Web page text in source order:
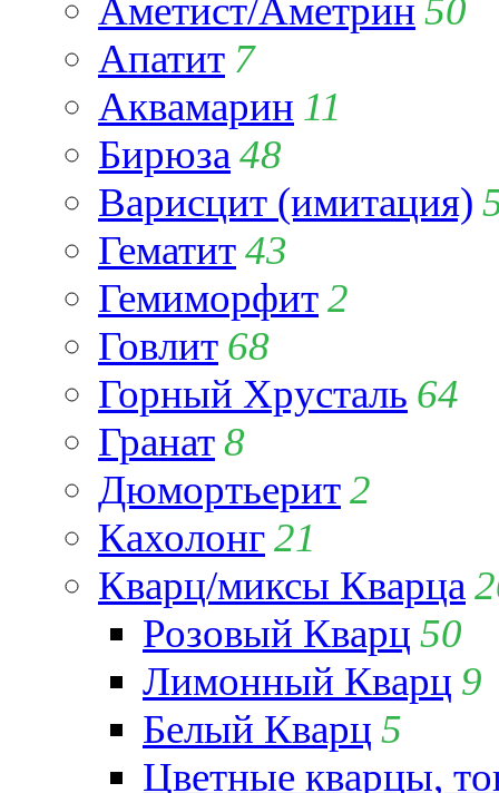
Аметист/Аметрин 50
Апатит 7
Аквамарин 11
Бирюза 48
Варисцит (имитация)
Гематит43
Гемиморфит2
Говлит 68
Горный Хрусталь 64
Гранат8
Дюмортьерит2
Кахолонг21
Кварц/миксы Кварца
Розовый Кварц 50
Лимонный Кварц 9
Белый Кварц 5
Цветные кварцы,